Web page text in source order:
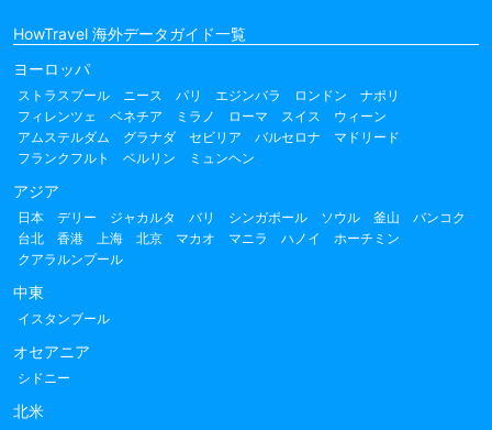
HowTravel 海外データガイド一覧
ヨーロッパ
ストラスブール ニース パリ エジンバラ ロンドン
ナポリ
フィレンツェ
ベネチア ミラノ ローマ スイス
ウィーン
アムステルダム
グラナダ セビリア バルセロナ
マドリード
フランクフルト
ベルリン ミュンヘン
アジア
日本 デリー ジャカルタ バリ シンガポール ソウル 釜山
バンコク
台北
香港 上海 北京 マカオ マニラ ハノイ
ホーチミン
クアラルンプール
中東
イスタンブール
オセアニア
シドニー
北米